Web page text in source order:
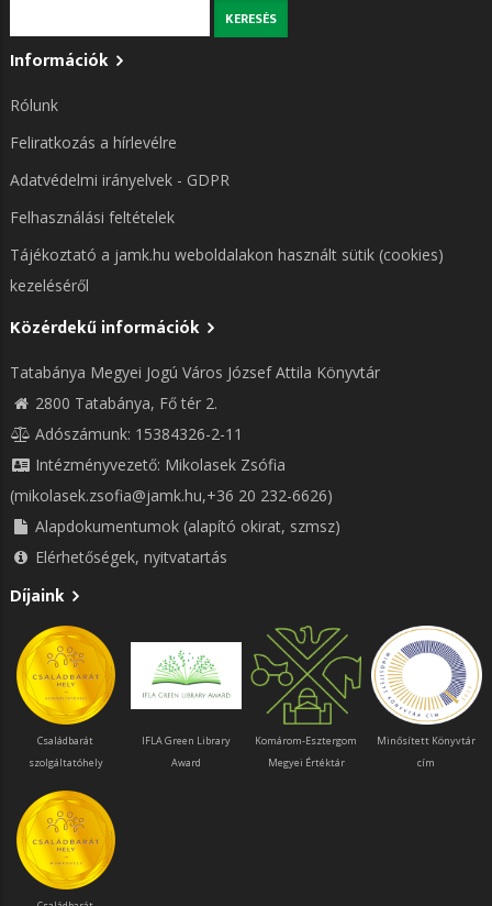
Információk
Rólunk
Feliratkozás a hírlevélre
Adatvédelmi irányelvek - GDPR
Felhasználási feltételek
Tájékoztató a jamk.hu weboldalakon használt sütik (cookies)
kezeléséről
Közérdekű információk
Tatabánya Megyei Jogú Város József Attila Könyvtár
2800 Tatabánya, Fő tér 2.
Adószámunk: 15384326-2-11
Intézményvezető: Mikolasek Zsófia
(mikolasek.zsofia@jamk.hu,+36 20 232-6626)
Alapdokumentumok (alapító okirat, szmsz)
Elérhetőségek, nyitvatartás
Díjaink
Családbarát
szolgáltatóhely
IFLA Green Library
Award
Komárom-Esztergom
Megyei Értéktár
Minősített Könyvtár
cím